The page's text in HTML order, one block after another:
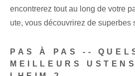
encontrerez tout au long de votre
ute, vous découvrirez de superbes
PAS À PAS --
MEILLEURS